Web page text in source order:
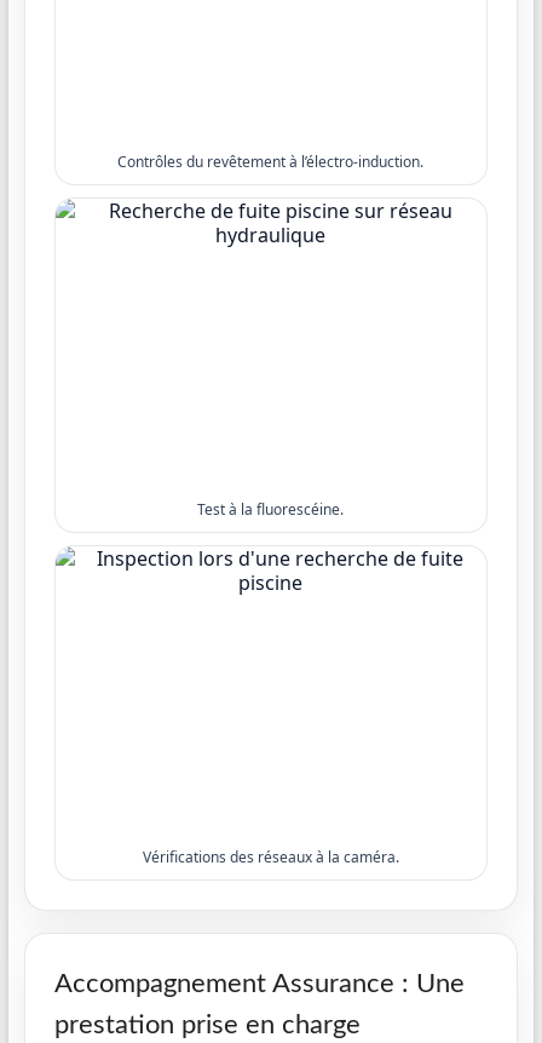
Contrôles du revêtement à l’électro-induction.
Test à la fluorescéine.
Vérifications des réseaux à la caméra.
Accompagnement Assurance : Une
prestation prise en charge